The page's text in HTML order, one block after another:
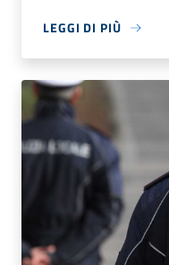
LEGGI DI PIÙ